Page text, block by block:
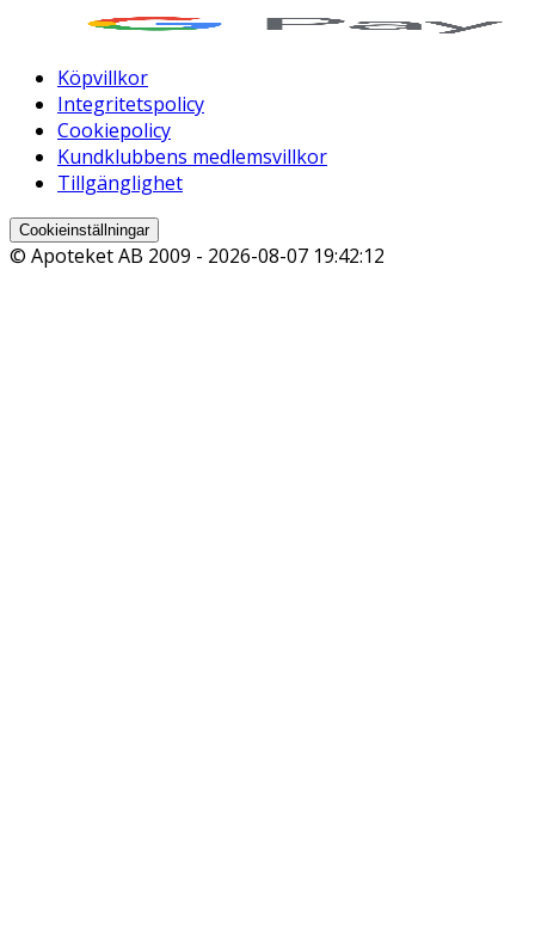
Köpvillkor
Integritetspolicy
Cookiepolicy
Kundklubbens medlemsvillkor
Tillgänglighet
Cookieinställningar
© Apoteket AB 2009 - 2026-08-07 19:42:12